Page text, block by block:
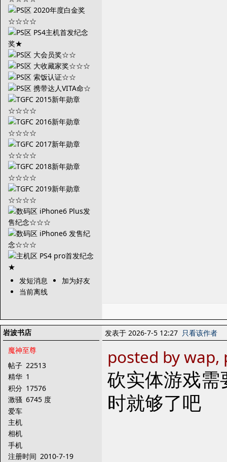
发短消息
加为好友
当前离线
岩波书店
魔神至尊
帖子 22513
精华 1
积分 17576
激骚 6745 度
爱车
主机
相机
手机
注册时间 2010-7-19
发表于 2026-7-5 12:27 只看该作者
posted by
砍实体游戏
时就够了吧